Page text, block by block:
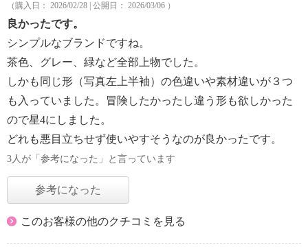
（購入日： 2026/02/28 | 公開日： 2026/03/06 ）
良かったです。
シンプルなブランドですね。
茶色、グレー、緑など全部上物でした。
しかも同じ形（写真左上半袖）の色違いや素材違いが３つ
も入っていました。冒険したかったし違う形も欲しかった
ので星4にしました。
どれも悪目立ちせず使いやすそうなのが良かったです。
3人が「参考になった」と言っています
参考になった
このお客様の他のクチコミを見る